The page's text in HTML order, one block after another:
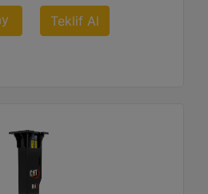
Teklif Al